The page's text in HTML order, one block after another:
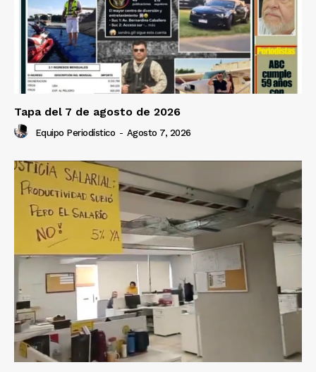
Tapa del 7 de agosto de 2026
Equipo Periodístico - Agosto 7, 2026